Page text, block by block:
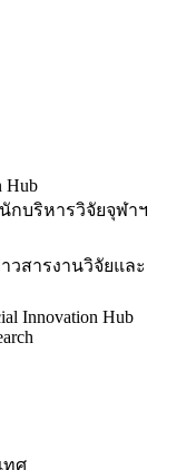
Hub
กบริหารวิจัยจุฬาฯ
วสารงานวิจัยและ
Innovation Hub
ทศ